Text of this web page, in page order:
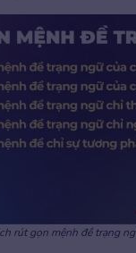
rút gọn mệnh đề trạng